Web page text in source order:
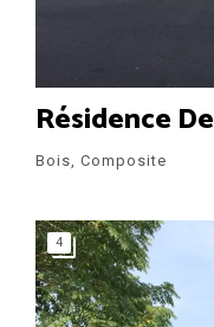
Résidence
Bois, Composite
4